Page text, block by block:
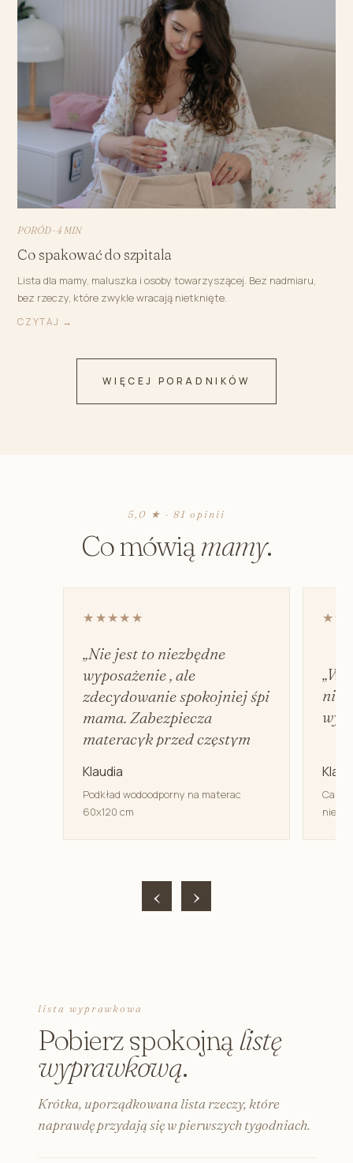
PORÓD · 4 MIN
Co spakować do szpitala
Lista dla mamy, maluszka i osoby towarzyszącej. Bez nadmiaru,
bez rzeczy, które zwykle wracają nietknięte.
CZYTAJ →
WIĘCEJ PORADNIKÓW
5,0 ★ · 81 opinii
Co mówiąmamy.
‹
★★★★★
„Nie jest to niezbędne
wyposażenie , ale
zdecydowanie spokojniej śpi
mama. Zabezpiecza
materacyk przed częstym
Klaudia
Podkład wodoodporny na materac
60x120 cm
nie
›
lista wyprawkowa
Pobierz spokojnąlistę
wyprawkową.
Krótka, uporządkowana lista rzeczy, które
naprawdę przydają się w pierwszych tygodniach.